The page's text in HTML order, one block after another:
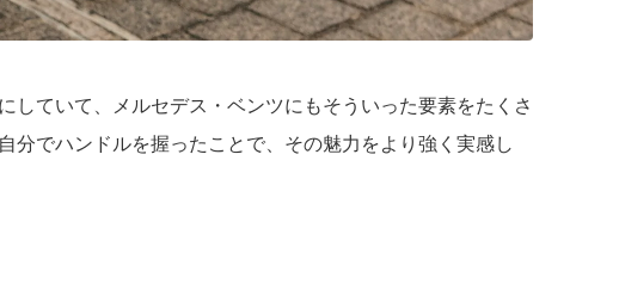
していて、メルセデス・ベンツにもそういった要素をたくさ
分でハンドルを握ったことで、その魅力をより強く実感し